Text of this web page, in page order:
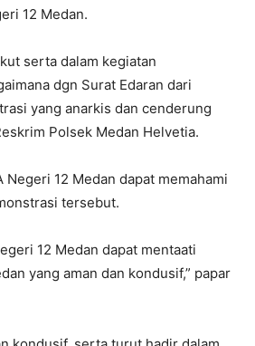
12 Medan.
serta dalam kegiatan
dgn Surat Edaran dari
yang anarkis dan cenderung
Polsek Medan Helvetia.
12 Medan dapat memahami
tersebut.
12 Medan dapat mentaati
yang aman dan kondusif,” papar